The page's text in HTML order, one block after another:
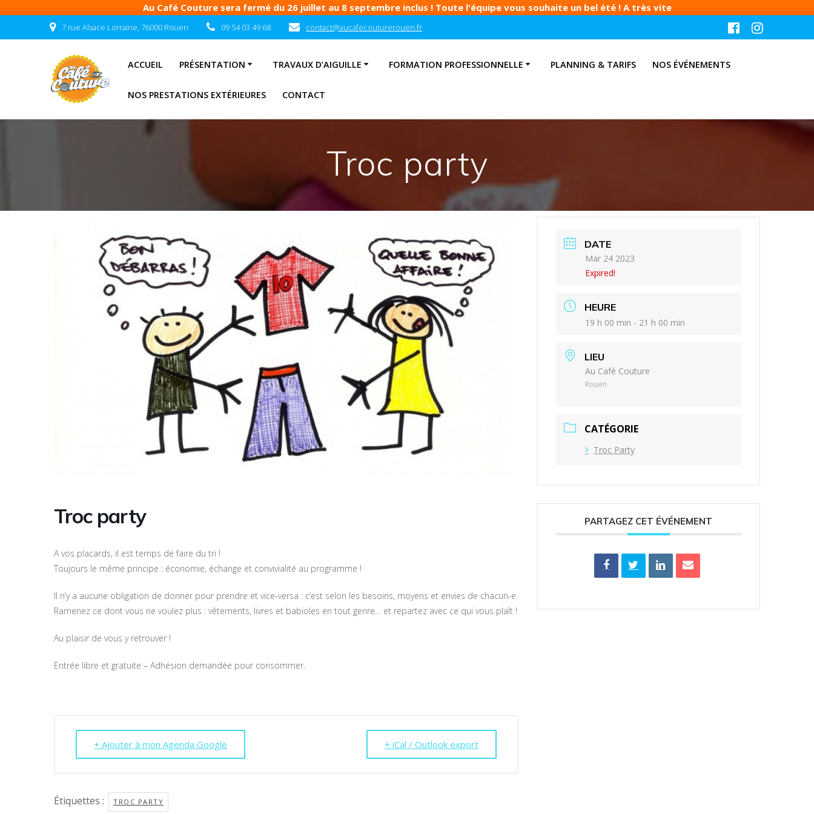
Au Café Couture sera fermé du 26 juillet au 8 septembre inclus ! Toute l'équipe vous souhaite un bel été ! A très vite
au
7 rue Alsace Lorraine, 76000 Rouen 09 54 03 49 68 contact@aucafecouturerouen.fr
ACCUEIL PRÉSENTATION TRAVAUX D’AIGUILLE FORMATION PROFESSIONNELLE PLANNING & TARIFS NOS ÉVÉNEMENTS
NOS PRESTATIONS EXTÉRIEURES CONTACT
Troc party
Troc party
A vos placards, il est temps de faire du tri !
Toujours le même principe : économie, échange et convivialité au programme !
Il n’y a aucune obligation de donner pour prendre et vice-versa : c’est selon les besoins, moyens et envies de chacun-e.
Ramenez ce dont vous ne voulez plus : vêtements, livres et babioles en tout genre… et repartez avec ce qui vous plaît !
Au plaisir de vous y retrouver !
Entrée libre et gratuite – Adhésion demandée pour consommer.
+ Ajouter à mon Agenda Google + iCal / Outlook export
Étiquettes : TROC PARTY
DATE
Mar 24 2023
Expired!
HEURE
19 h 00 min - 21 h 00 min
LIEU
Au Café Couture
Rouen
CATÉGORIE
Troc Party
PARTAGEZ CET ÉVÉNEMENT